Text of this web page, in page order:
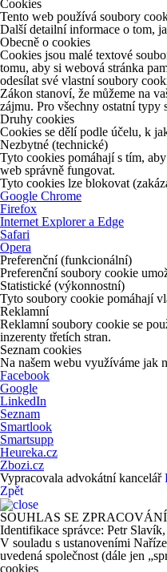
Cookies
Tento web používá soubory
Další detailní informace o tom,
Obecně o cookies
Cookies jsou malé textové
tomu, aby si webová stránka
odesílat své vlastní soubory
Zákon stanoví, že můžeme na
zájmu. Pro všechny ostatní typy
Druhy cookies
Cookies se dělí podle účelu, k
Nezbytné (technické)
Tyto cookies pomáhají s tím,
web správně fungovat.
Tyto cookies lze blokovat
Google Chrome
Firefox
Internet Explorer a Edge
Safari
Opera
Preferenční (funkcionální)
Preferenční soubory cookie
Statistické (výkonnostní)
Tyto soubory cookie pomáhají
Reklamní
Reklamní soubory cookie se
inzerenty třetích stran.
Seznam cookies
Na našem webu využíváme jak
Facebook
Google
LinkedIn
Seznam
Smartlook
Smartsupp
Heureka.cz
Zbozi.cz
Vypracovala advokátní kancelář
Zpět
SOUHLAS SE
Identifikace správce: Petr
V souladu s ustanoveními
uvedená společnost (dále jen
cookies